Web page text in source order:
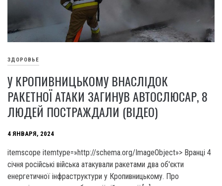
ЗДОРОВЬЕ
У КРОПИВНИЦЬКОМУ ВНАСЛІДОК
РАКЕТНОЇ АТАКИ ЗАГИНУВ АВТОСЛЮСАР, 8
ЛЮДЕЙ ПОСТРАЖДАЛИ (ВІДЕО)
4 ЯНВАРЯ, 2024
itemscope itemtype=»http://schema.org/ImageObject»> Вранці 4
січня російські війська атакували ракетами два об'єкти
енергетичної інфраструктури у Кропивницькому. Про